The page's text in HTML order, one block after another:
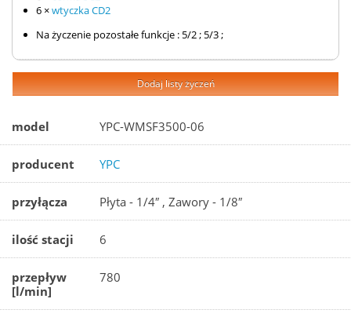
6 ×wtyczka CD2
Na życzenie pozostałe funkcje : 5/2 ; 5/3 ;
Dodaj listy życzeń
model YPC-WMSF3500-06
producent YPC
przyłącza Płyta - 1/4″ , Zawory - 1/8″
ilość stacji 6
przepływ
[l/min]
780